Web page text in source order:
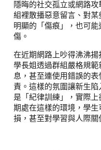
隱晦的社交孤立或網路
組裡散播惡意留言、對
明顯的「傷痕」，也可
傷。
在近期網路上吵得沸沸揚
學長姐透過群組嚴格規
息，甚至連使用錯誤的
責。這樣的氛圍讓新生
是「紀律訓練」，實際
期處在這樣的環境，學
損，甚至對學習與人際關